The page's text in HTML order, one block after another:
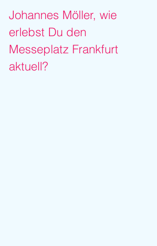
Johannes Möller, wie
erlebst Du den
Messeplatz Frankfurt
aktuell?